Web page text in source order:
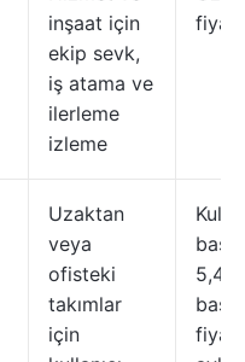
inşaat için
ekip sevk,
iş atama ve
ilerleme
izleme
Uzaktan
veya
ofisteki
takımlar
için
5,49